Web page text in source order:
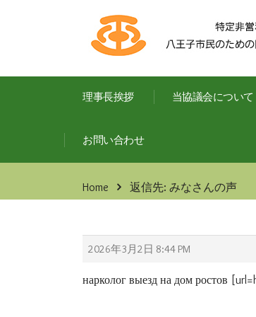
理事長挨拶 当協議会について
お問い合わせ
Home 返信先: みなさんの声
2026年3月2日 8:44 PM
нарколог выезд на дом ростов